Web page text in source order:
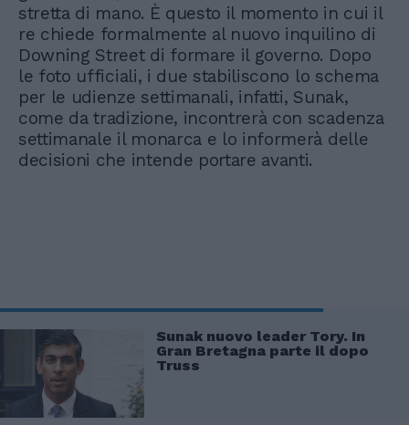
stretta di mano. È questo il momento in cui il
re chiede formalmente al nuovo inquilino di
Downing Street di formare il governo. Dopo
le foto ufficiali, i due stabiliscono lo schema
per le udienze settimanali, infatti, Sunak,
come da tradizione, incontrerà con scadenza
settimanale il monarca e lo informerà delle
decisioni che intende portare avanti.
Sunak nuovo leader Tory. In
Gran Bretagna parte il dopo
Truss